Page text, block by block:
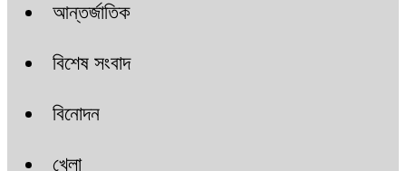
আন্তর্জাতিক
বিশেষ সংবাদ
বিনোদন
খেলা